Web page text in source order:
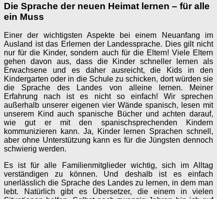
Die Sprache der neuen Heimat lernen – für alle
ein Muss
Einer der wichtigsten Aspekte bei einem Neuanfang im
Ausland ist das Erlernen der Landessprache. Dies gilt nicht
nur für die Kinder, sondern auch für die Eltern! Viele Eltern
gehen davon aus, dass die Kinder schneller lernen als
Erwachsene und es daher ausreicht, die Kids in den
Kindergarten oder in die Schule zu schicken, dort würden sie
die Sprache des Landes von alleine lernen. Meiner
Erfahrung nach ist es nicht so einfach! Wir sprechen
außerhalb unserer eigenen vier Wände spanisch, lesen mit
unserem Kind auch spanische Bücher und achten darauf,
wie gut er mit den spanischsprechenden Kindern
kommunizieren kann. Ja, Kinder lernen Sprachen schnell,
aber ohne Unterstützung kann es für die Jüngsten dennoch
schwierig werden.
Es ist für alle Familienmitglieder wichtig, sich im Alltag
verständigen zu können. Und deshalb ist es einfach
unerlässlich die Sprache des Landes zu lernen, in dem man
lebt. Natürlich gibt es Übersetzer, die einem in vielen